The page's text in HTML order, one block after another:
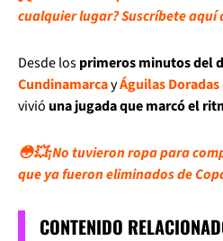
cualquier lugar? Suscríbete aquí
Desde losprimeros minutos del
CundinamarcayÁguilas Doradas
vivió una jugada que marcó el
😳💥¡No tuvieron ropa para
que ya fueron eliminados de
CONTENIDO